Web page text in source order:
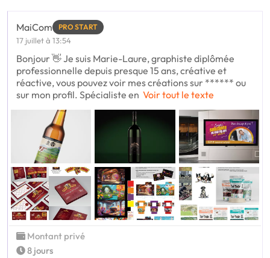
MaiCom PRO START
17 juillet à 13:54
Bonjour 👋 Je suis Marie-Laure, graphiste diplômée
professionnelle depuis presque 15 ans, créative et
réactive, vous pouvez voir mes créations sur ****** ou
sur mon profil. Spécialiste en Voir tout le texte
Montant privé
8 jours